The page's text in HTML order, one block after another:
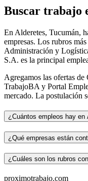
Buscar trabajo
En Alderetes, Tucumán,
empresas. Los rubros
Administración y
S.A. es la principal
Agregamos las ofertas
TrabajoBA y Portal
mercado. La postulación
¿Cuántos empleos hay en
¿Qué empresas están
¿Cuáles son los rubros
proximotrabajo.com